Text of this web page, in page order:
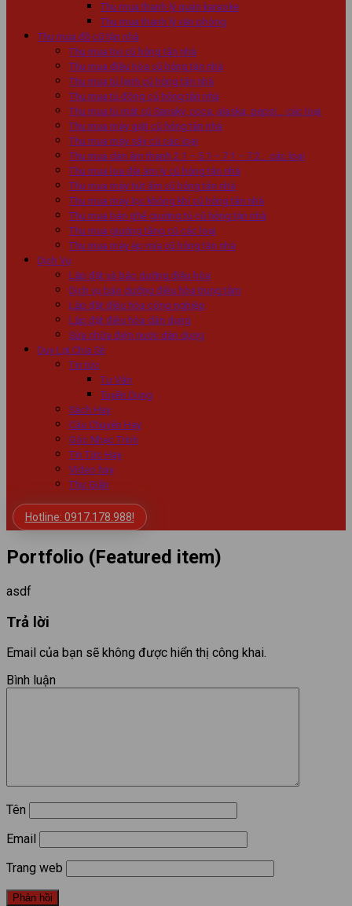
Thu mua thanh lý quán karaoke
Thu mua thanh lý văn phòng
Thu mua đồ cũ tận nhà
Thu mua tivi cũ hỏng tân nhà
Thu mua điều hòa cũ hỏng tận nhà
Thu mua tủ lạnh cũ hỏng tân nhà
Thu mua tủ đông cũ hỏng tân nhà
Thu mua tủ mát cũ Sanaky, coca, alaska, pepsi… các loại
Thu mua máy giặt cũ hỏng tân nhà
Thu mua máy sấy cũ các loại
Thu mua dàn âm thanh 2.1 – 5.1 – 7.1 – 7.2… các loại
Thu mua loa đài âm ly cũ hỏng tận nhà
Thu mua máy hút ẩm cũ hỏng tân nhà
Thu mua máy lọc không khí cũ hỏng tân nhà
Thu mua bàn ghế giường tủ cũ hỏng tận nhà
Thu mua giường tầng cũ các loại
Thu mua máy ép mía cũ hỏng tận nhà
Dịch Vụ
Lắp đặt và bảo dưỡng điều hòa
Dịch vụ bảo dưỡng điều hòa trung tâm
Lắp đặt điều hòa công nghiệp
Lắp đặt điều hòa dân dụng
Sửa chữa điện nước dân dụng
Duy Lợi Chia Sẻ
Tin tức
Tư Vấn
Tuyển Dụng
Sách Hay
Câu Chuyên Hay
Góc Nhạc Trịnh
Tin Tức Hay
Video hay
Thư Giãn
Hotline: 0917.178.988!
Portfolio (Featured item)
asdf
Trả lời
Email của bạn sẽ không được hiển thị công khai.
Bình luận
Tên
Email
Trang web